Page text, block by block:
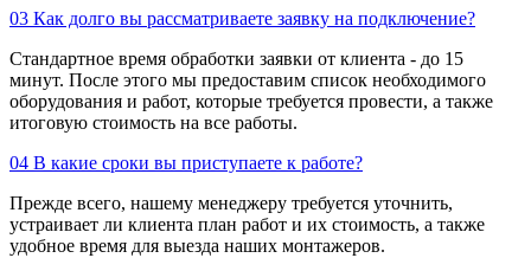
03 Как долго вы рассматриваете заявку на подключение?
Стандартное время обработки заявки от клиента - до 15
минут. После этого мы предоставим список необходимого
оборудования и работ, которые требуется провести, а также
итоговую стоимость на все работы.
04 В какие сроки вы приступаете к работе?
Прежде всего, нашему менеджеру требуется уточнить,
устраивает ли клиента план работ и их стоимость, а также
удобное время для выезда наших монтажеров.